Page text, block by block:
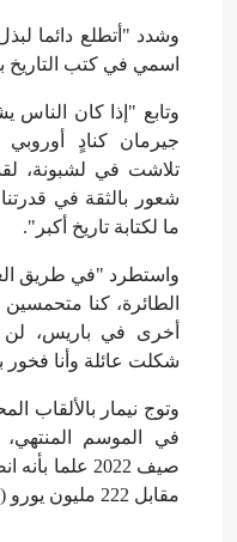
وشدد "أتطلع دائما
اسمي في كتب التاريخ
وتابع "إذا كان
جيرمان كنادٍ
تلاشت في لشبونة، لقد
شعور بالثقة في
ما لكتابة تاريخ أكبر".
واستطرد "في طريق
الطائرة، كنا
أخرى في باريس، لن
شكلت عائلة وأنا فخور
وتوج نيمار بالألقاب
في الموسم
مقابل 222 مليون يورو (قيمة شرطه الجزائي).